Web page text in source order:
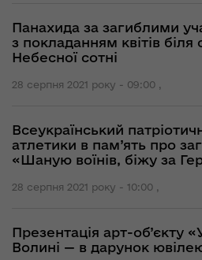
Панахида за загиблими
з покладанням квітів біля
Небесної сотні
28 серпня 2021 року - 09:00 ,
Всеукраїнський
атлетики в пам’ять про
«Шаную воїнів, біжу за
28 серпня 2021 року - 10:00 ,
Презентація арт-об’єкту
Волині — в дарунок